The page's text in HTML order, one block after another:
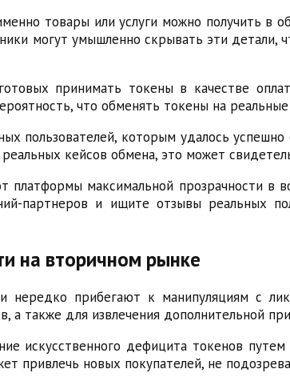
товары или услуги можно получить в
могут умышленно скрывать эти детали,
принимать токены в качестве
что обменять токены на
пользователей, которым удалось
кейсов обмена, это может
максимальной прозрачности в
партнеров и ищите отзывы реальных
на вторичном рынке
нередко прибегают к манипуляциям с
а также для извлечения дополнительной
искусственного дефицита токенов
привлечь новых покупателей, не